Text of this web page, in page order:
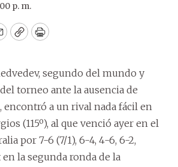
p. m.
CopyPrint
segundo del mundo y
torneo ante la ausencia de
encontró a un rival nada fácil en
(115º), al que venció ayer en el
por 7-6 (7/1), 6-4, 4-6, 6-2,
la segunda ronda de la